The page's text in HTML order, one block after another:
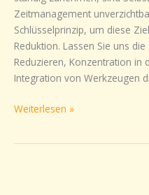
Zeitmanagement
Schlüsselprinzip, um diese
Reduktion. Lassen Sie uns
Reduzieren, Konzentration in
Integration von Werkzeugen
der
Reduktion
Weiterlesen »